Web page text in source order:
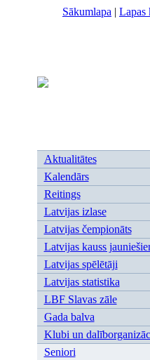
Sākumlapa | Lapas
Aktualitātes
Kalendārs
Reitings
Latvijas izlase
Latvijas čempionāts
Latvijas kauss
Latvijas spēlētāji
Latvijas statistika
LBF Slavas zāle
Gada balva
Klubi un
Seniori